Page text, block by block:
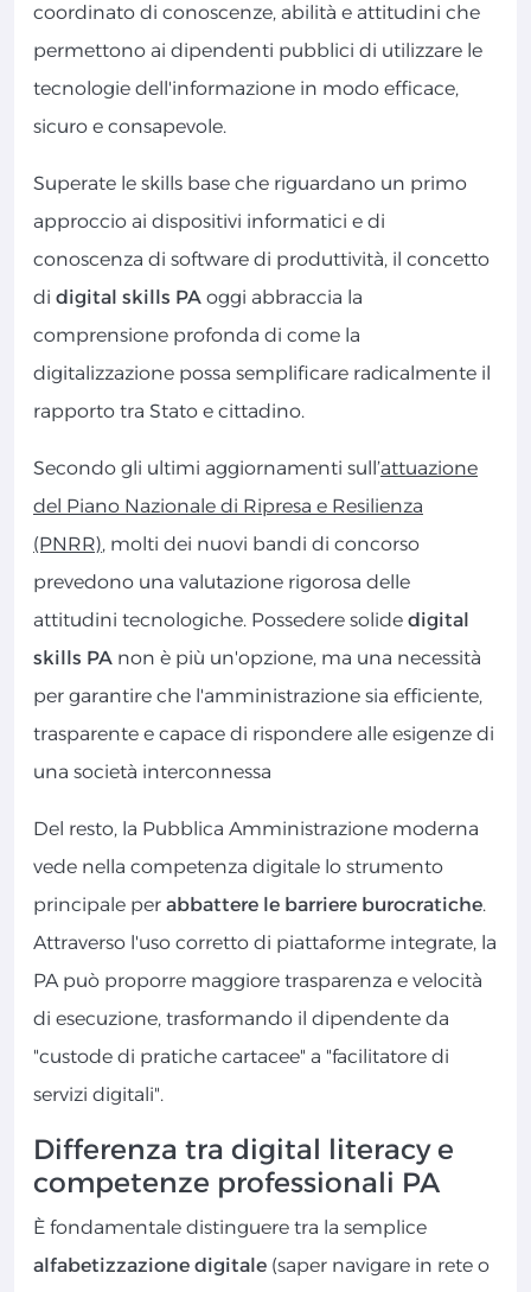
coordinato di conoscenze, abilità e attitudini che
permettono ai dipendenti pubblici di utilizzare le
tecnologie dell'informazione in modo efficace,
sicuro e consapevole.
Superate le skills base che riguardano un primo
approccio ai dispositivi informatici e di
conoscenza di software di produttività, il concetto
di digital skills PA oggi abbraccia la
comprensione profonda di come la
digitalizzazione possa semplificare radicalmente il
rapporto tra Stato e cittadino.
Secondo gli ultimi aggiornamenti sull’attuazione
del Piano Nazionale di Ripresa e Resilienza
(PNRR), molti dei nuovi bandi di concorso
prevedono una valutazione rigorosa delle
attitudini tecnologiche. Possedere solide digital
skills PA non è più un'opzione, ma una necessità
per garantire che l'amministrazione sia efficiente,
trasparente e capace di rispondere alle esigenze di
una società interconnessa
Del resto, la Pubblica Amministrazione moderna
vede nella competenza digitale lo strumento
principale per abbattere le barriere burocratiche.
Attraverso l'uso corretto di piattaforme integrate, la
PA può proporre maggiore trasparenza e velocità
di esecuzione, trasformando il dipendente da
"custode di pratiche cartacee" a "facilitatore di
servizi digitali".
Differenza tra digital literacy e
competenze professionali PA
È fondamentale distinguere tra la semplice
alfabetizzazione digitale (saper navigare in rete o